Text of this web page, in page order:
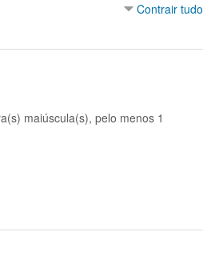
Contrair tudo
maiúscula(s), pelo menos 1